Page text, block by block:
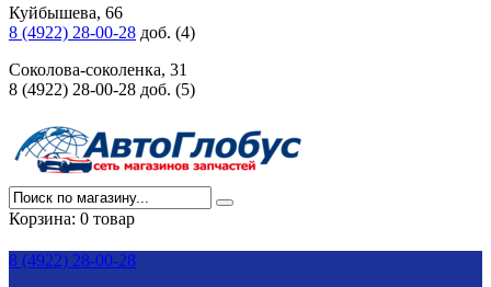
Куйбышева, 66
8 (4922) 28-00-28 доб. (4)
Соколова-соколенка, 31
8 (4922) 28-00-28 доб. (5)
Корзина: 0 товар
8 (4922) 28-00-28